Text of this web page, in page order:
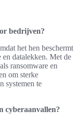
bedrijven?
het hen beschermt
en datalekken. Met de
ransomware en
om sterke
systemen te
cyberaanvallen?